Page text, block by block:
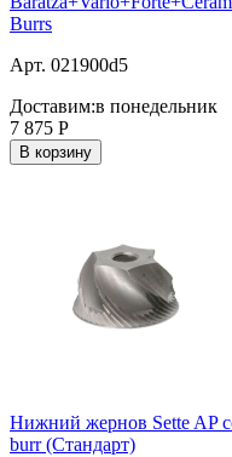
Burrs
Арт. 021900d5
Доставим:в понедельник
7 875 Р
В корзину
Нижний жернов Sette AP
burr (Стандарт)